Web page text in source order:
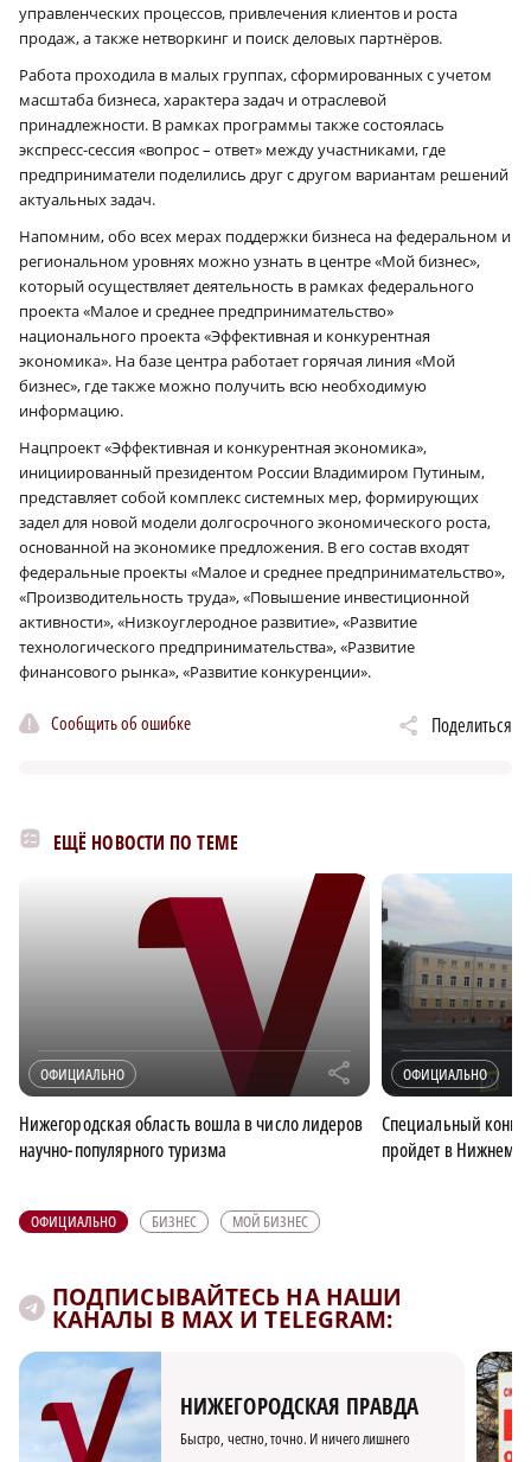
управленческих процессов, привлечения клиентов и роста
продаж, а также нетворкинг и поиск деловых партнёров.
Работа проходила в малых группах, сформированных с учетом
масштаба бизнеса, характера задач и отраслевой
принадлежности. В рамках программы также состоялась
экспресс-сессия «вопрос – ответ» между участниками, где
предприниматели поделились друг с другом вариантам решений
актуальных задач.
Напомним, обо всех мерах поддержки бизнеса на федеральном и
региональном уровнях можно узнать в центре «Мой бизнес»,
который осуществляет деятельность в рамках федерального
проекта «Малое и среднее предпринимательство»
национального проекта «Эффективная и конкурентная
экономика». На базе центра работает горячая линия «Мой
бизнес», где также можно получить всю необходимую
информацию.
Нацпроект «Эффективная и конкурентная экономика»,
инициированный президентом России Владимиром Путиным,
представляет собой комплекс системных мер, формирующих
задел для новой модели долгосрочного экономического роста,
основанной на экономике предложения. В его состав входят
федеральные проекты «Малое и среднее предпринимательство»,
«Производительность труда», «Повышение инвестиционной
активности», «Низкоуглеродное развитие», «Развитие
технологического предпринимательства», «Развитие
финансового рынка», «Развитие конкуренции».
Сообщить об ошибке Поделиться
ЕЩЁ НОВОСТИ ПО ТЕМЕ
ОФИЦИАЛЬНО r
Нижегородская область вошла в число лидеров
научно-популярного туризма
ОФИЦИАЛЬНО
Специальный
пройдет в Нижнем
ОФИЦИАЛЬНО БИЗНЕС МОЙ БИЗНЕС
ПОДПИСЫВАЙТЕСЬ НА НАШИ
КАНАЛЫ В MAX И TELEGRAM:
НИЖЕГОРОДСКАЯ ПРАВДА
Быстро, честно, точно. И ничего лишнего